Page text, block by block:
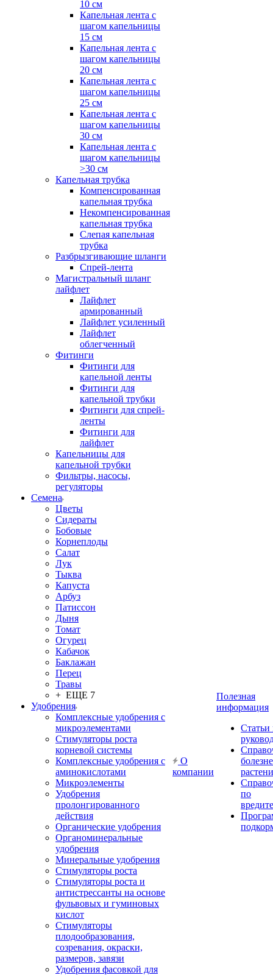
10 см
Капельная лента с
шагом капельницы
15 см
Капельная лента с
шагом капельницы
20 см
Капельная лента с
шагом капельницы
25 см
Капельная лента с
шагом капельницы
30 см
Капельная лента с
шагом капельницы
>30 см
Капельная трубка
Компенсированная
капельная трубка
Некомпенсированная
капельная трубка
Слепая капельная
трубка
Разбрызгивающие шланги
Спрей-лента
Магистральный шланг
лайфлет
Лайфлет
армированный
Лайфлет усиленный
Лайфлет
облегченный
Фитинги
Фитинги для
капельной ленты
Фитинги для
капельной трубки
Фитинги для спрей-
ленты
Фитинги для
лайфлет
Капельницы для
капельной трубки
Фильтры, насосы,
регуляторы
Семена
Цветы
Сидераты
Бобовые
Корнеплоды
Салат
Лук
Тыква
Капуста
Арбуз
Патиссон
Дыня
Томат
Огурец
Кабачок
Баклажан
Перец
Травы
+ ЕЩЕ 7
Удобрения
Комплексные удобрения с
микроэлементами
Стимуляторы роста
корневой системы
Комплексные удобрения с
аминокислотами
Микроэлементы
Удобрения
пролонгированного
действия
Органические удобрения
Органоминеральные
удобрения
Минеральные удобрения
Стимуляторы роста
Стимуляторы роста и
антистрессанты на основе
фульвовых и гуминовых
кислот
Стимуляторы
плодообразования,
созревания, окраски,
размеров, завязи
Удобрения фасовкой для
О
компании
Полезная
информация
Статьи
по